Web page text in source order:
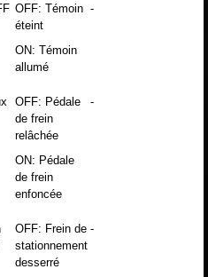
OFF: Témoin
éteint
ON: Témoin
allumé
-
OFF: Pédale
de frein
relâchée
ON: Pédale
de frein
enfoncée
-
OFF: Frein de
stationnement
desserré
-